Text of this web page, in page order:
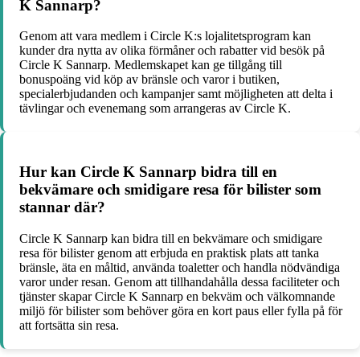
K Sannarp?
Genom att vara medlem i Circle K:s lojalitetsprogram kan
kunder dra nytta av olika förmåner och rabatter vid besök på
Circle K Sannarp. Medlemskapet kan ge tillgång till
bonuspoäng vid köp av bränsle och varor i butiken,
specialerbjudanden och kampanjer samt möjligheten att delta i
tävlingar och evenemang som arrangeras av Circle K.
Hur kan Circle K Sannarp bidra till en
bekvämare och smidigare resa för bilister som
stannar där?
Circle K Sannarp kan bidra till en bekvämare och smidigare
resa för bilister genom att erbjuda en praktisk plats att tanka
bränsle, äta en måltid, använda toaletter och handla nödvändiga
varor under resan. Genom att tillhandahålla dessa faciliteter och
tjänster skapar Circle K Sannarp en bekväm och välkomnande
miljö för bilister som behöver göra en kort paus eller fylla på för
att fortsätta sin resa.